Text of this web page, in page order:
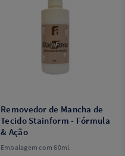
Removedor de Mancha de
Tecido Stainform - Fórmula
& Ação
Embalagem com 60ml.